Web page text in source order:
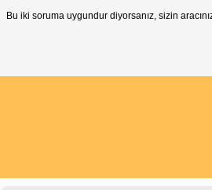
Bu iki soruma uygundur diyorsanız, sizin